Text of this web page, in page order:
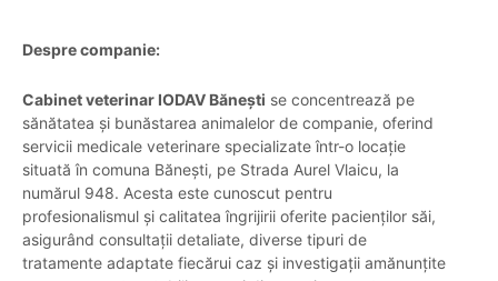
Despre companie:
Cabinet veterinar IODAV Bănești se concentrează pe
sănătatea și bunăstarea animalelor de companie, oferind
servicii medicale veterinare specializate într-o locație
situată în comuna Bănești, pe Strada Aurel Vlaicu, la
numărul 948. Acesta este cunoscut pentru
profesionalismul și calitatea îngrijirii oferite pacienților săi,
asigurând consultații detaliate, diverse tipuri de
tratamente adaptate fiecărui caz și investigații amănunțite